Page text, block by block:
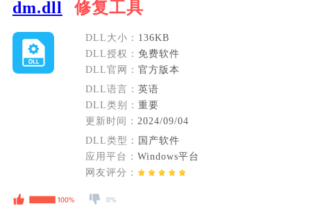
dm.dll 修复工具
DLL大小： 136KB
DLL授权： 免费软件
DLL官网： 官方版本
DLL语言： 英语
DLL类别： 重要
更新时间： 2024/09/04
DLL类型：
国产软件
应用平台： Windows平台
网友评分：